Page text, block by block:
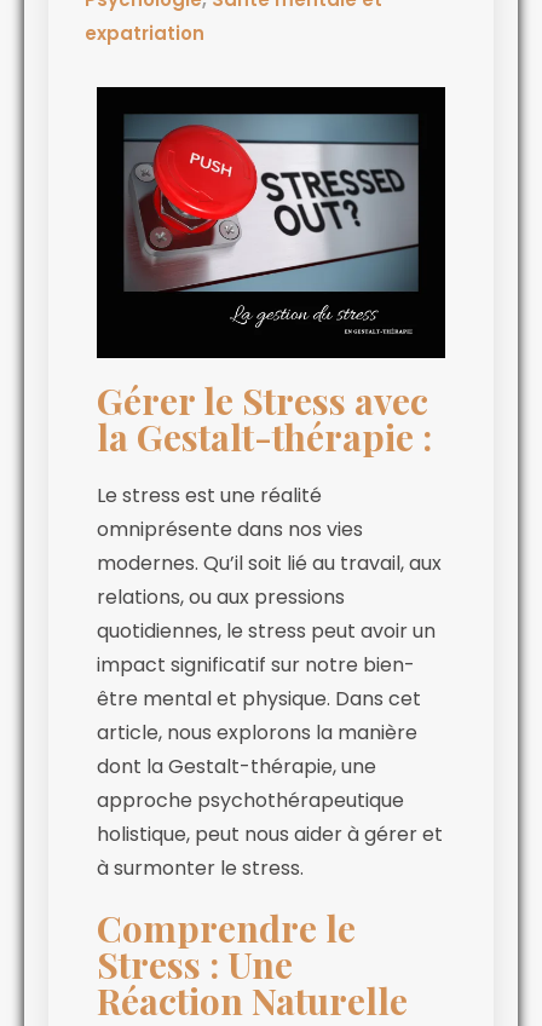
expatriation
Gérer le Stress avec
la Gestalt-thérapie :
Le stress est une réalité
omniprésente dans nos vies
modernes. Qu’il soit lié au travail, aux
relations, ou aux pressions
quotidiennes, le stress peut avoir un
impact significatif sur notre bien-
être mental et physique. Dans cet
article, nous explorons la manière
dont la Gestalt-thérapie, une
approche psychothérapeutique
holistique, peut nous aider à gérer et
à surmonter le stress.
Comprendre le
Stress : Une
Réaction Naturelle